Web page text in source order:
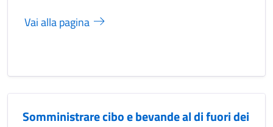
Vai alla pagina
Somministrare cibo e bevande al di fuori dei